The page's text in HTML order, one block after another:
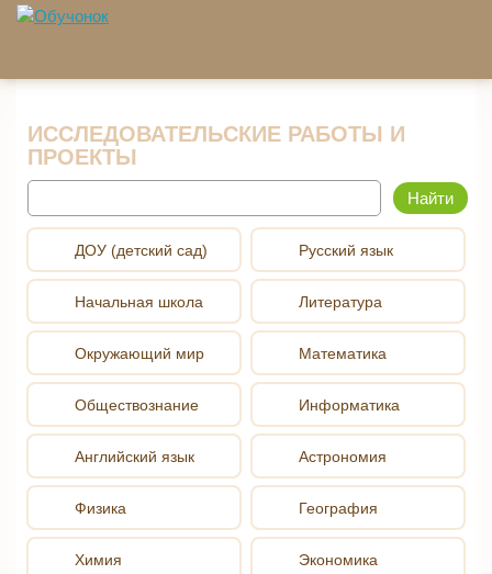
Перейти к основному содержанию
ИССЛЕДОВАТЕЛЬСКИЕ РАБОТЫ И
ПРОЕКТЫ
ДОУ (детский сад)
Начальная школа
Окружающий мир
Обществознание
Английский язык
Русский язык
Литература
Математика
Информатика
Астрономия
Физика
Химия
География
Экономика